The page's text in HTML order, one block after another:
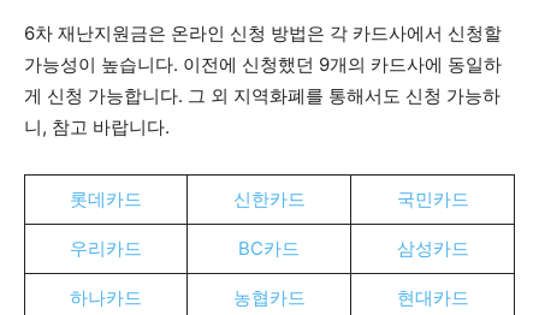
6차 재난지원금은 온라인 신청 방법은 각 카드사에서 신청할
가능성이 높습니다. 이전에 신청했던 9개의 카드사에 동일하
게 신청 가능합니다. 그 외 지역화폐를 통해서도 신청 가능하
니, 참고 바랍니다.
롯데카드 신한카드 국민카드
우리카드 BC카드 삼성카드
하나카드 농협카드 현대카드